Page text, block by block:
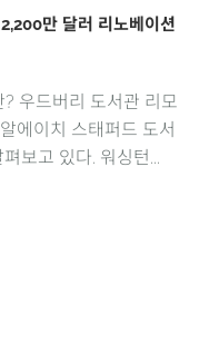
만 달러 리노베이션
우드버리 도서관 리모
에이치 스태퍼드 도서
보고 있다. 워싱턴...